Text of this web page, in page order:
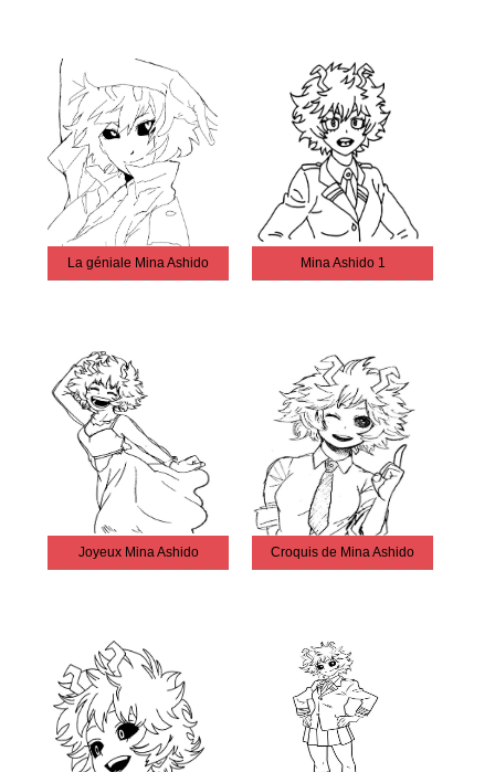
La géniale Mina Ashido Mina Ashido 1
Joyeux Mina Ashido Croquis de Mina Ashido